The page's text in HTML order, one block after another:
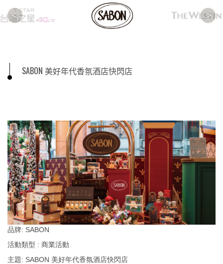
< >
SABON 美好年代香氛酒店快閃店
品牌: SABON
活動類型 : 商業活動
主題: SABON 美好年代香氛酒店快閃店